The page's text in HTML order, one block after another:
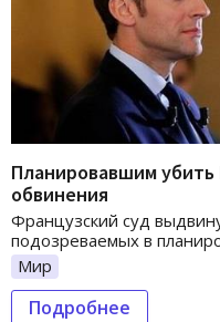
Планировавшим
обвинения
Французский суд
подозреваемых в
Мир
Подробнее